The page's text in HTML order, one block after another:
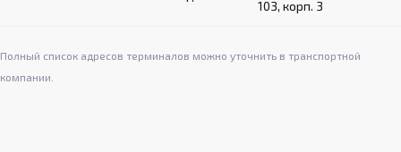
Система натяжения:
103, корп. 3
Полный список адресов терминалов можно уточнить в транспортной
компании.